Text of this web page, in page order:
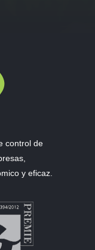
control de
y eficaz.